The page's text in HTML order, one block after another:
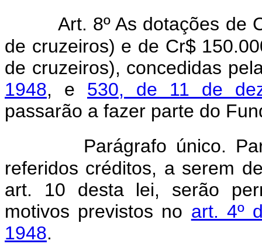
Art. 8º As dotações de
de cruzeiros) e de Cr$
de cruzeiros), concedidas
1948, e 530, de 11 de
passarão a fazer parte do
Parágrafo único.
referidos créditos, a serem
art. 10 desta lei, serão
motivos previstos no art. 4º
1948.